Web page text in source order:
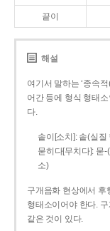
끝이
해설
여기서 말하는 ‘종속
어간 등에 형식 형태
다.
솥이[소치]: 솥(실
묻히다[무치다]: 묻­
소)
구개음화 현상에서 후
형태소이어야 한다.
같은 것이 있다.